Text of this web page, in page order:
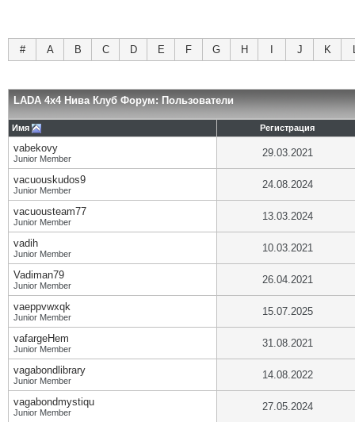
# A B C D E F G H J K
LADA 4x4 Нива Клуб Форум: Пользователи
Имя Регистрация
vabekovy
Junior Member 29.03.2021
vacuouskudos9
Junior Member 24.08.2024
vacuousteam77
Junior Member 13.03.2024
vadih
Junior Member 10.03.2021
Vadiman79
Junior Member 26.04.2021
vaeppvwxqk
Junior Member 15.07.2025
vafargeHem
Junior Member 31.08.2021
vagabondlibrary
Junior Member 14.08.2022
vagabondmystiqu
Junior Member 27.05.2024